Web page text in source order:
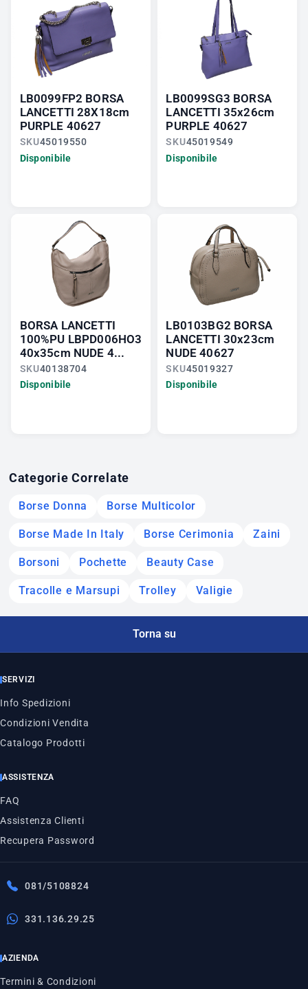
LB0099FP2 BORSA
LANCETTI 28X18cm
PURPLE 40627
SKU45019550
Disponibile
LB0099SG3 BORSA
LANCETTI 35x26cm
PURPLE 40627
SKU45019549
Disponibile
BORSA LANCETTI
100%PU LBPD006HO3
40x35cm NUDE 4...
SKU40138704
Disponibile
LB0103BG2 BORSA
LANCETTI 30x23cm
NUDE 40627
SKU45019327
Disponibile
Categorie Correlate
Borse Donna Borse Multicolor
Borse Made In Italy Borse Cerimonia Zaini
Borsoni Pochette Beauty Case
Tracolle e Marsupi Trolley Valigie
Torna su
SERVIZI
Info Spedizioni
Condizioni Vendita
Catalogo Prodotti
ASSISTENZA
FAQ
Assistenza Clienti
Recupera Password
081/5108824
331.136.29.25
AZIENDA
Termini & Condizioni